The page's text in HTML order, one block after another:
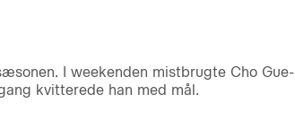
I weekenden mistbrugte Cho Gue-
kvitterede han med mål.